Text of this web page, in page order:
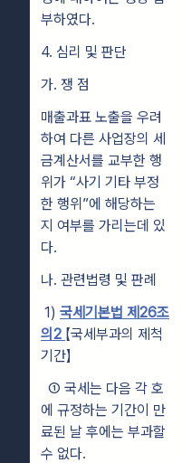
부하였다.
4. 심리 및 판단
가. 쟁 점
매출과표 노출을 우려
하여 다른 사업장의 세
금계산서를 교부한 행
위가 “사기 기타 부정
한 행위”에 해당하는
지 여부를 가리는데 있
다.
나. 관련법령 및 판례
1) 국세기본법 제26조
의2 【국세부과의 제척
기간】
① 국세는 다음 각 호
에 규정하는 기간이 만
료된 날 후에는 부과할
수 없다.